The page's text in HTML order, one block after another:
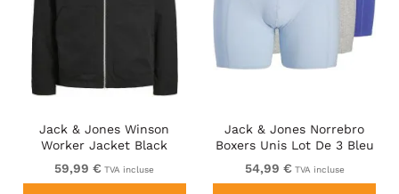
Jack & Jones Winson
Worker Jacket Black
59,99 € TVA incluse
Jack & Jones Norrebro
Boxers Unis Lot De 3 Bleu
54,99 € TVA incluse